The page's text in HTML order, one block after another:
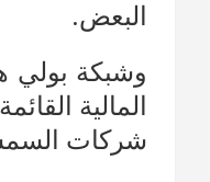
البعض.
وشبكة بولي
شركات